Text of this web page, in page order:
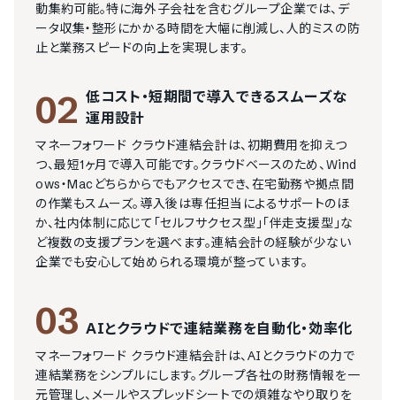
動集約可能。特に海外子会社を含むグループ企業では、デ
ータ収集・整形にかかる時間を大幅に削減し、人的ミスの防
止と業務スピードの向上を実現します。
02 低コスト・短期間で導入できるスムーズな
運用設計
マネーフォワード クラウド連結会計は、初期費用を抑えつ
つ、最短1ヶ月で導入可能です。クラウドベースのため、Wind
ows・Macどちらからでもアクセスでき、在宅勤務や拠点間
の作業もスムーズ。導入後は専任担当によるサポートのほ
か、社内体制に応じて「セルフサクセス型」「伴走支援型」な
ど複数の支援プランを選べます。連結会計の経験が少ない
企業でも安心して始められる環境が整っています。
03 AIとクラウドで連結業務を自動化・効率化
マネーフォワード クラウド連結会計は、AIとクラウドの力で
連結業務をシンプルにします。グループ各社の財務情報を一
元管理し、メールやスプレッドシートでの煩雑なやり取りを